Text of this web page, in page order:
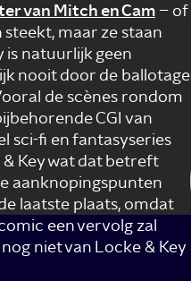
van Mitch en Cam – of
maar ze staan
is natuurlijk geen
nooit door de ballotage
de scènes rondom
CGI van
sci-fi en fantasyseries
Key wat dat betreft
aanknopingspunten
laatste plaats, omdat
een vervolg zal
niet van Locke & Key